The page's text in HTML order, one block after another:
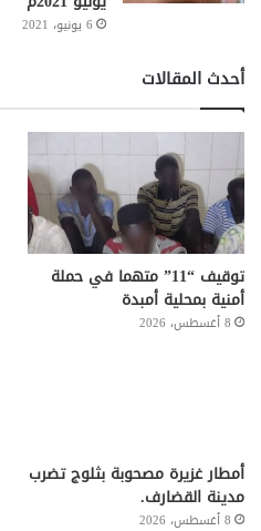
6 يونيو، 2021
أحدث المقالات
توقيف “11” متهما في حملة
أمنية بمحلية أمبدة
8 أغسطس، 2026
أمطار غزيرة مصحوبة بثلوج تضرب
مدينة القضارف.
8 أغسطس، 2026